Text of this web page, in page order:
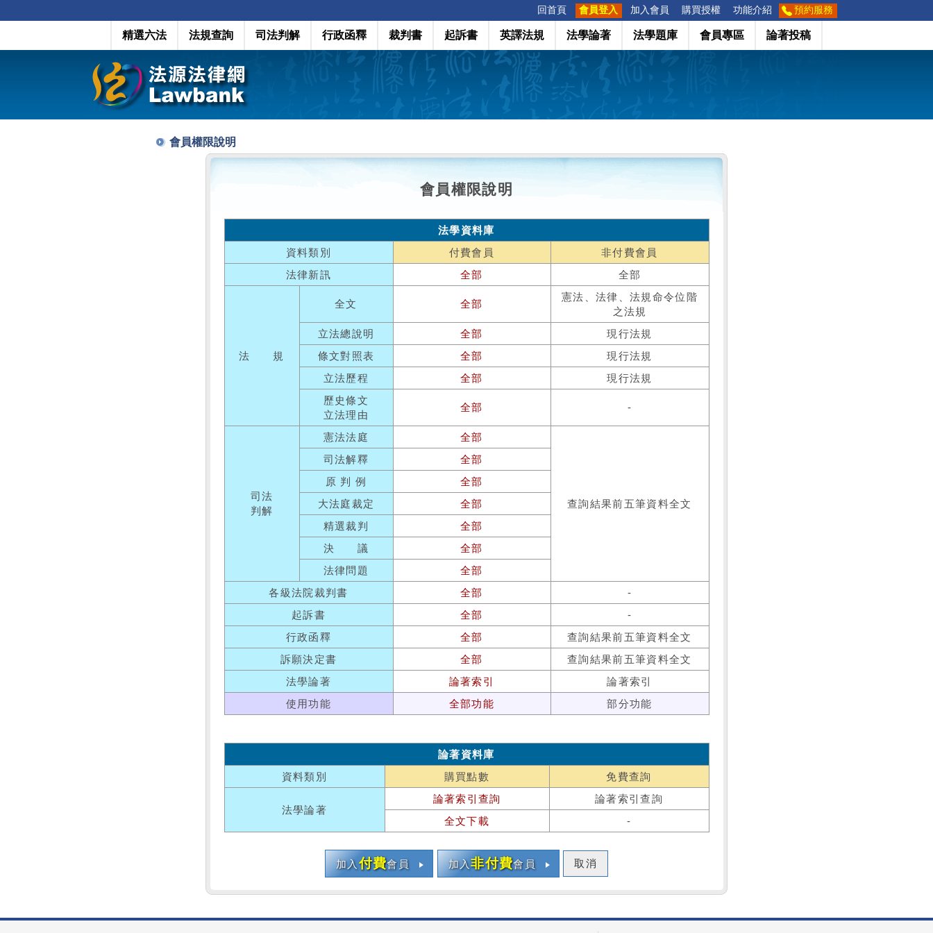
回首頁 會員登入 加入會員 購買授權 功能介紹 預約服務
精選六法 法規查詢 司法判解 行政函釋 裁判書 起訴書 英譯法規 法學論著 法學題庫 會員專區 論著投稿
會員權限說明
會員權限說明
法學資料庫
資料類別
付費會員
非付費會員
法律新訊
全部 全部
法 規
全文 全部
憲法、法律、法規命令位階
之法規
立法總說明
全部
現行法規
條文對照表
全部
現行法規
立法歷程
全部
現行法規
歷史條文
立法理由
全部 -
司法
判解
憲法法庭 全部
查詢結果前五筆資料全文
司法解釋
全部
原 判 例
全部
大法庭裁定
全部
精選裁判
全部
決 議
全部
法律問題
全部
各級法院裁判書
全部
-
起訴書
全部
-
行政函釋
全部
查詢結果前五筆資料全文
訴願決定書
全部
查詢結果前五筆資料全文
法學論著
論著索引
論著索引
使用功能
全部功能 部分功能
論著資料庫
資料類別
購買點數 免費查詢
法學論著
論著索引查詢
論著索引查詢
全文下載
-
加入付費會員 加入非付費會員 取消